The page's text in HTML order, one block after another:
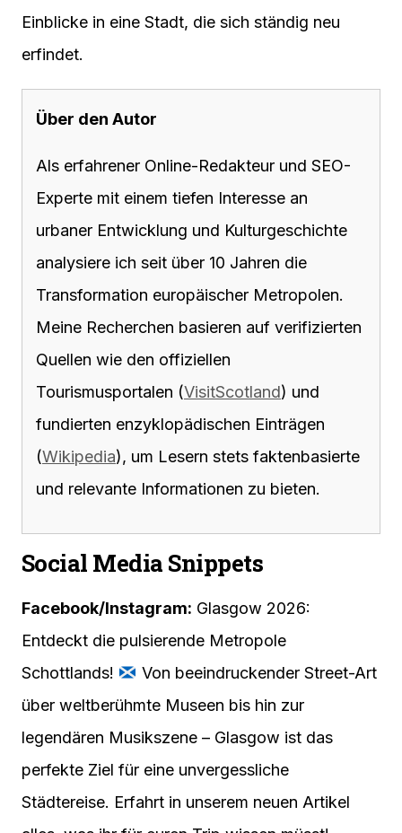
Einblicke in eine Stadt, die sich ständig neu
erfindet.
Über den Autor
Als erfahrener Online-Redakteur und SEO-
Experte mit einem tiefen Interesse an
urbaner Entwicklung und Kulturgeschichte
analysiere ich seit über 10 Jahren die
Transformation europäischer Metropolen.
Meine Recherchen basieren auf verifizierten
Quellen wie den offiziellen
Tourismusportalen (VisitScotland) und
fundierten enzyklopädischen Einträgen
(Wikipedia), um Lesern stets faktenbasierte
und relevante Informationen zu bieten.
Social Media Snippets
Facebook/Instagram: Glasgow 2026:
Entdeckt die pulsierende Metropole
Schottlands!
Von beeindruckender Street-Art
über weltberühmte Museen bis hin zur
legendären Musikszene – Glasgow ist das
perfekte Ziel für eine unvergessliche
Städtereise. Erfahrt in unserem neuen Artikel